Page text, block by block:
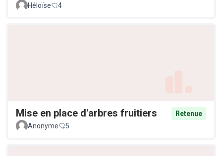
Héloïse 4
Mise en place d'arbres fruitiers
Retenue
Anonyme
5